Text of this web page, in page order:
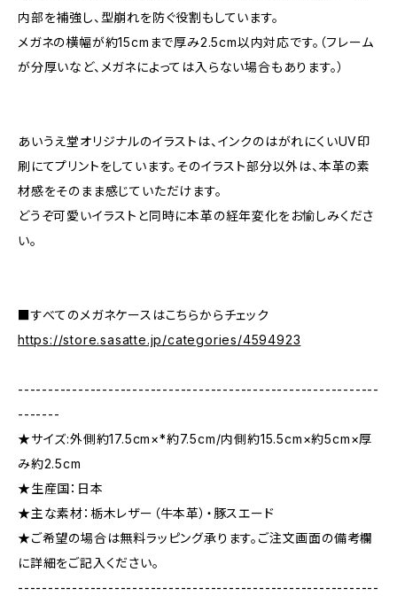
内部を補強し、型崩れを防ぐ役割もしています。
メガネの横幅が約15cmまで厚み2.5cm以内対応です。（フレーム
が分厚いなど、メガネによっては入らない場合もあります。）
あいうえ堂オリジナルのイラストは、インクのはがれにくいUV印
刷にてプリントをしています。そのイラスト部分以外は、本革の素
材感をそのまま感じていただけます。
どうぞ可愛いイラストと同時に本革の経年変化をお愉しみくださ
い。
■すべてのメガネケースはこちらからチェック
https://store.sasatte.jp/categories/4594923
------------------------------------------------------------
-------
★サイズ:外側約17.5cm×*約7.5cm/内側約15.5cm×約5cm×厚
み約2.5cm
★生産国：日本
★主な素材：栃木レザー（牛本革）・豚スエード
★ご希望の場合は無料ラッピング承ります。ご注文画面の備考欄
に詳細をご記入ください。
------------------------------------------------------------